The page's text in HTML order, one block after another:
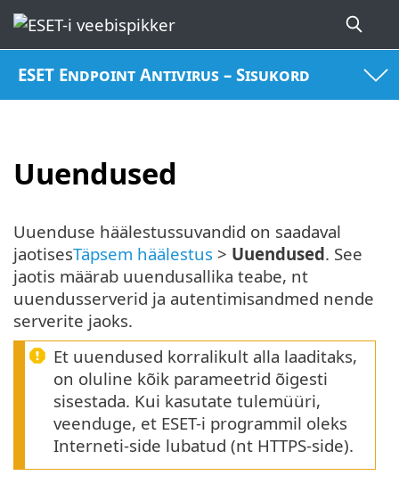
ESET Endpoint Antivirus – Sisukord
Uuendused
Uuenduse häälestussuvandid on saadaval
jaotisesTäpsem häälestus > Uuendused. See
jaotis määrab uuendusallika teabe, nt
uuendusserverid ja autentimisandmed nende
serverite jaoks.
Et uuendused korralikult alla laaditaks,
on oluline kõik parameetrid õigesti
sisestada. Kui kasutate tulemüüri,
veenduge, et ESET-i programmil oleks
Interneti-side lubatud (nt HTTPS-side).